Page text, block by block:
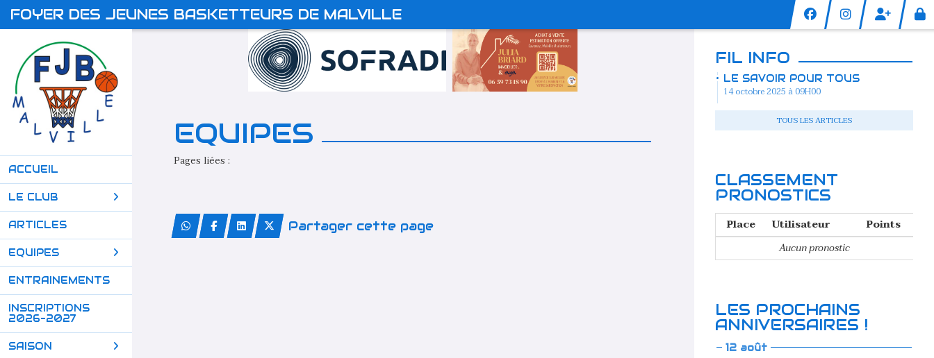
FOYER DES JEUNES BASKETTEURS DE MALVILLE
ACCUEIL
LE CLUB
ARTICLES
EQUIPES
ENTRAINEMENTS
INSCRIPTIONS
2026-2027
SAISON
EQUIPES
Pages liées :
MICRO BASKET
U9 BLANC
Partager cette page
FIL INFO
LE SAVOIR POUR TOUS
14 octobre 2025 à 09H00
TOUS LES ARTICLES
CLASSEMENT
PRONOSTICS
Place Utilisateur
Points
Aucun pronostic
LES PROCHAINS
ANNIVERSAIRES !
12 août
Panneau de gestion des cookies